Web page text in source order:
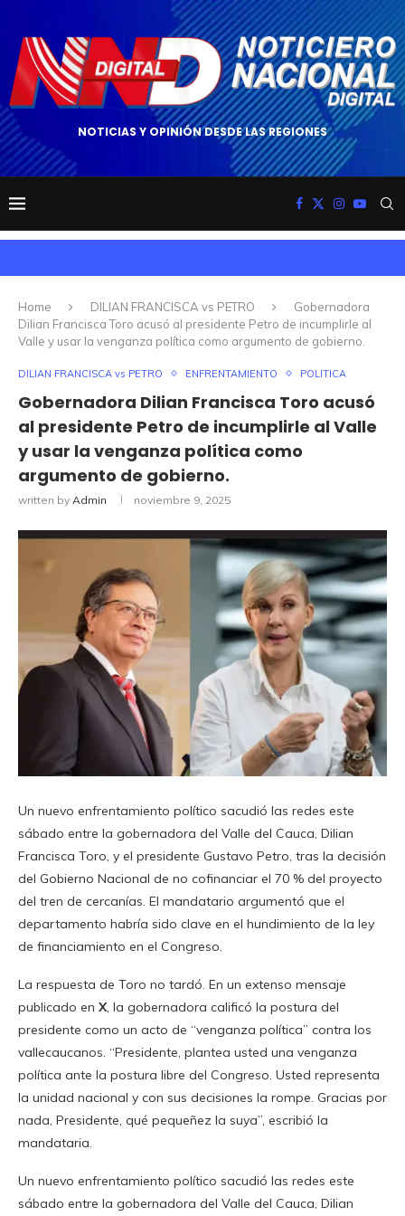
NOTICIAS Y OPINIÓN DESDE LAS REGIONES
Home DILIAN FRANCISCA vs PETRO
Gobernadora
Dilian Francisca Toro acusó al presidente Petro de incumplirle al
Valle y usar la venganza política como argumento de gobierno.
DILIAN FRANCISCA vs PETRO ENFRENTAMIENTO POLITICA
Gobernadora Dilian Francisca Toro acusó
al presidente Petro de incumplirle al Valle
y usar la venganza política como
argumento de gobierno.
written by Admin noviembre 9, 2025
Un nuevo enfrentamiento político sacudió las redes este
sábado entre la gobernadora del Valle del Cauca, Dilian
Francisca Toro, y el presidente Gustavo Petro, tras la decisión
del Gobierno Nacional de no cofinanciar el 70 % del proyecto
del tren de cercanías. El mandatario argumentó que el
departamento habría sido clave en el hundimiento de la ley
de financiamiento en el Congreso.
La respuesta de Toro no tardó. En un extenso mensaje
publicado en X , la gobernadora calificó la postura del
presidente como un acto de “venganza política” contra los
vallecaucanos. “Presidente, plantea usted una venganza
política ante la postura libre del Congreso. Usted representa
la unidad nacional y con sus decisiones la rompe. Gracias por
nada, Presidente, qué pequeñez la suya”, escribió la
mandataria.
Un nuevo enfrentamiento político sacudió las redes este
sábado entre la gobernadora del Valle del Cauca, Dilian